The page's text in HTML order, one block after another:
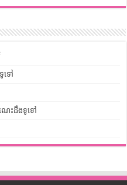
ទៅ
េះដឹងទូទៅ